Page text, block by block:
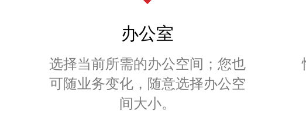
办公室
选择当前所需的办公空间；您也
可随业务变化，随意选择办公空
间大小。